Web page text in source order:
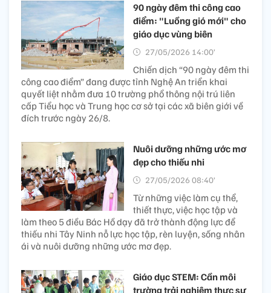
90 ngày đêm thi công cao
điểm: "Luồng gió mới" cho
giáo dục vùng biên
27/05/2026 14:00’
Chiến dịch “90 ngày đêm thi
công cao điểm” đang được tỉnh Nghệ An triển khai
quyết liệt nhằm đưa 10 trường phổ thông nội trú liên
cấp Tiểu học và Trung học cơ sở tại các xã biên giới về
đích trước ngày 26/8.
Nuôi dưỡng những ước mơ
đẹp cho thiếu nhi
27/05/2026 08:40’
Từ những việc làm cụ thể,
thiết thực, việc học tập và
làm theo 5 điều Bác Hồ dạy đã trở thành động lực để
thiếu nhi Tây Ninh nỗ lực học tập, rèn luyện, sống nhân
ái và nuôi dưỡng những ước mơ đẹp.
Giáo dục STEM: Cần môi
trường trải nghiệm thực sự